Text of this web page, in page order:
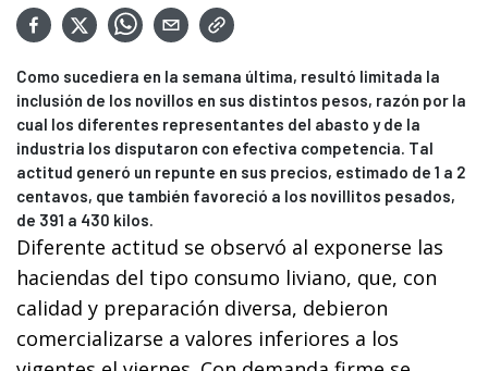
Como sucediera en la semana última, resultó limitada la
inclusión de los novillos en sus distintos pesos, razón por la
cual los diferentes representantes del abasto y de la
industria los disputaron con efectiva competencia. Tal
actitud generó un repunte en sus precios, estimado de 1 a 2
centavos, que también favoreció a los novillitos pesados,
de 391 a 430 kilos.
Diferente actitud se observó al exponerse las
haciendas del tipo consumo liviano, que, con
calidad y preparación diversa, debieron
comercializarse a valores inferiores a los